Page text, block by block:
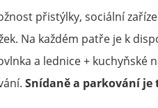
přistýlky, sociální
Na každém patře je k
a lednice + kuchyňské
Snídaně a parkování je